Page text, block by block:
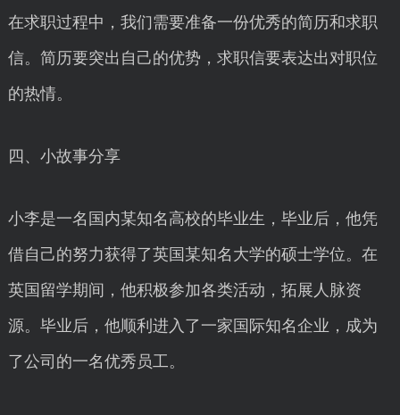
在求职过程中，我们需要准备一份优秀的简历和求职
信。简历要突出自己的优势，求职信要表达出对职位
的热情。
四、小故事分享
小李是一名国内某知名高校的毕业生，毕业后，他凭
借自己的努力获得了英国某知名大学的硕士学位。在
英国留学期间，他积极参加各类活动，拓展人脉资
源。毕业后，他顺利进入了一家国际知名企业，成为
了公司的一名优秀员工。